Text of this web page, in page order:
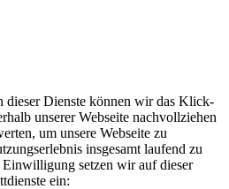
dieser Dienste können wir das Klick-
unserer Webseite nachvollziehen
um unsere Webseite zu
insgesamt laufend zu
setzen wir auf dieser
ein: